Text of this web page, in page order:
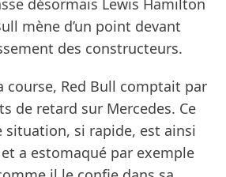
désormais Lewis Hamilton
mène d’un point devant
des constructeurs.
course, Red Bull comptait par
de retard sur Mercedes. Ce
si rapide, est ainsi
a estomaqué par exemple